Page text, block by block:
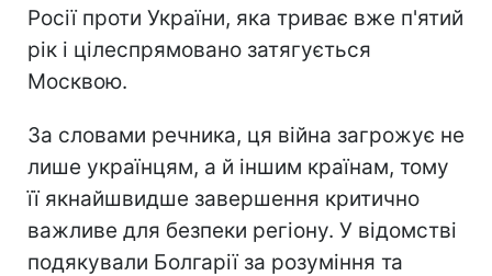
Росії проти України, яка триває вже п'ятий
рік і цілеспрямовано затягується
Москвою.
За словами речника, ця війна загрожує не
лише українцям, а й іншим країнам, тому
її якнайшвидше завершення критично
важливе для безпеки регіону. У відомстві
подякували Болгарії за розуміння та